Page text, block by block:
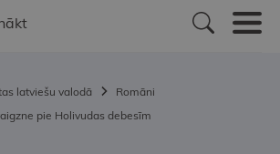
latviešu valodā
Romāni
pie Holivudas debesīm